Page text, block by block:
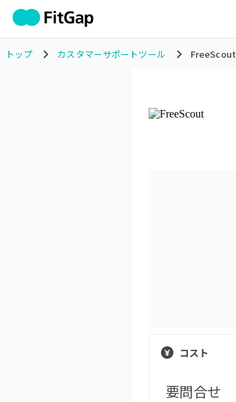
トップ カスタマーサポートツール FreeScout
コスト
要問合せ